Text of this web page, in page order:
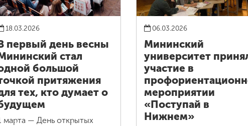
18.03.2026
первый день весны
стал
большой
притяжения
тех, кто думает о
марта — День открытых
06.03.2026
Мининский
университет
участие в
мероприятии
«Поступай в
Нижнем»